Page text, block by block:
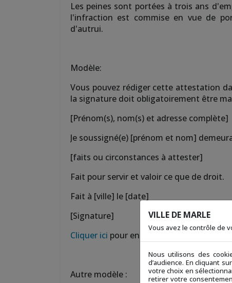
VILLE DE MARLE
Vous avez le contrôle de
Nous utilisons des
d’audience. En cliquant
votre choix en
retirer votre
Les peines sont portées à trois ans
l'infraction est commise en vue de
d'autrui.
Modèle:
Vous pouvez rédiger cette attestation
la signature doit obligatoirement être
[Prénom(s), nom(s) et adresse complète]
Je soussigné(e) [prénom et nom]
[faits ou circonstances à attester]
Fait pour servir et valoir ce que de droit.
Fait à [ville] le [date]
[Signature]
Cliquer ici pour en savoir plus.
Autre modèle :